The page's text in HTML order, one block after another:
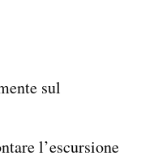
sul
l’escursione